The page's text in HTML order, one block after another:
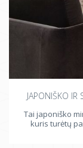
JAPONIŠKO IR
Tai japoniško
kuris turėtų